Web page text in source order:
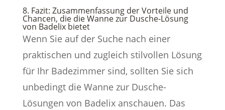
8. Fazit: Zusammenfassung der Vorteile und
Chancen, die die Wanne zur Dusche-Lösung
von Badelix bietet
Wenn Sie auf der Suche nach einer
praktischen und zugleich stilvollen Lösung
für Ihr Badezimmer sind, sollten Sie sich
unbedingt die Wanne zur Dusche-
Lösungen von Badelix anschauen. Das